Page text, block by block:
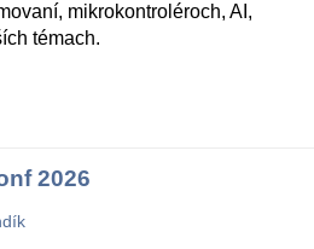
mikrokontroléroch, AI,
témach.
2026